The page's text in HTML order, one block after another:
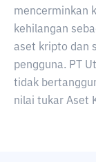
mencerminkan
kehilangan
aset kripto dan
pengguna. PT
tidak
nilai tukar Aset